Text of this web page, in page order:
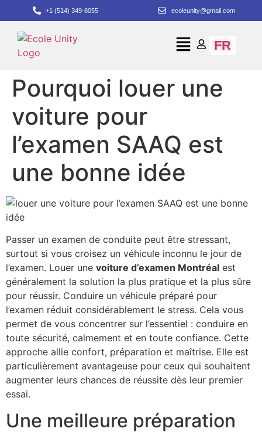
+1 (514) 349-8055 ecoleunity@gmail.com
FR
Pourquoi louer une
voiture pour
l’examen SAAQ est
une bonne idée
Passer un examen de conduite peut être stressant,
surtout si vous croisez un véhicule inconnu le jour de
l’examen. Louer une voiture d’examen Montréal est
généralement la solution la plus pratique et la plus sûre
pour réussir. Conduire un véhicule préparé pour
l’examen réduit considérablement le stress. Cela vous
permet de vous concentrer sur l’essentiel : conduire en
toute sécurité, calmement et en toute confiance. Cette
approche allie confort, préparation et maîtrise. Elle est
particulièrement avantageuse pour ceux qui souhaitent
augmenter leurs chances de réussite dès leur premier
essai.
Une meilleure préparation